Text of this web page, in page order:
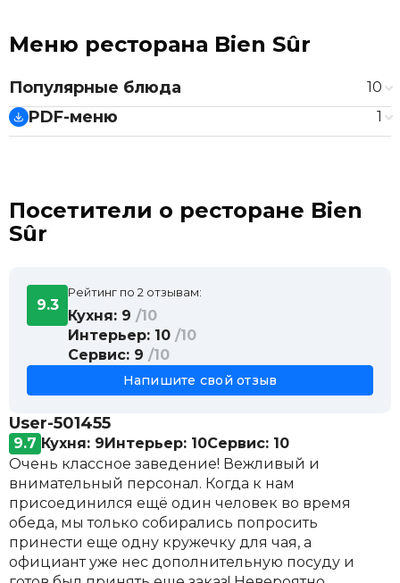
Меню ресторана Bien Sûr
Популярные блюда
10
Рисовая каша на кокосовом молоке с манго
490 ₽
Шницель куриный с салатом и партизаном 720 ₽
грушей
Беф бургиньон с картофельным пюре и
соусом берблан
Французский омлет с соусом берблан и
креветками
Крок-мадам с мортаделлой и соусом
бешамель
Круассан с кремом из авокадо и яйцом
720 ₽
PDF-меню
1
Посетители о ресторане Bien
Sûr
9.3
Рейтинг по 2 отзывам:
Кухня: 9 /10
Интерьер: 10 /10
Сервис: 9 /10
Напишите свой отзыв
User-501455
9.7 Кухня: 9Интерьер: 10Сервис: 10
Очень классное заведение! Вежливый и
внимательный персонал. Когда к нам
присоединился ещё один человек во время
обеда, мы только собирались попросить
принести еще одну кружечку для чая, а
официант уже нес дополнительную посуду и